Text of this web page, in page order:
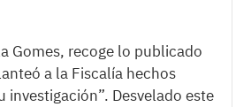
Gomes, recoge lo publicado
a la Fiscalía hechos
Desvelado este